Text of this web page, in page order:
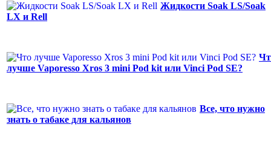
Жидкости Soak LS/Soak
LX и Rell
лучше Vaporesso Xros 3 mini Pod kit или Vinci Pod SE?
Все, что нужно
знать о табаке для кальянов